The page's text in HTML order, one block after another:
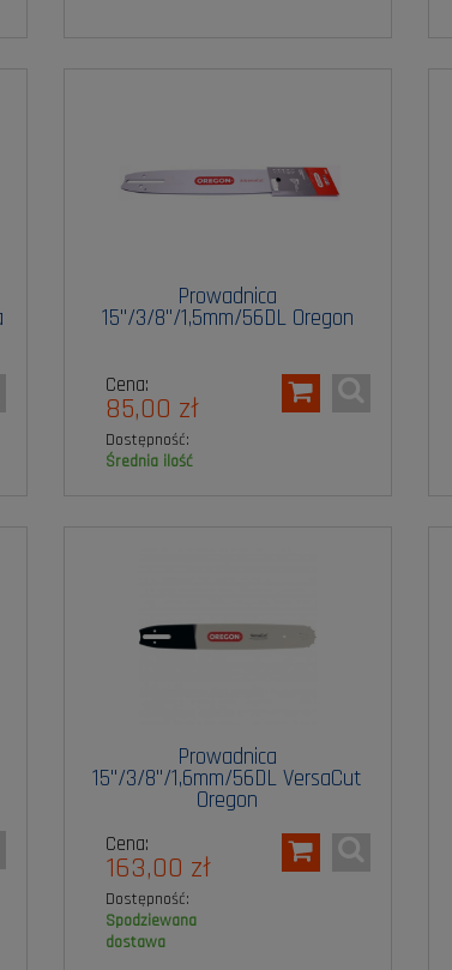
Prowadnica
15"/3/8"/1,5mm/56DL Oregon
Cena:
85,00 zł
Dostępność:
średnia ilość
Prowadnica
15"/3/8"/1,6mm/56DL VersaCut
Oregon
Cena:
163,00 zł
Dostępność:
spodziewana
dostawa